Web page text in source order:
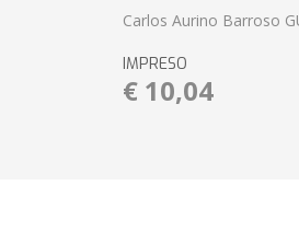
Carlos Aurino Barroso
IMPRESO
€ 10,04